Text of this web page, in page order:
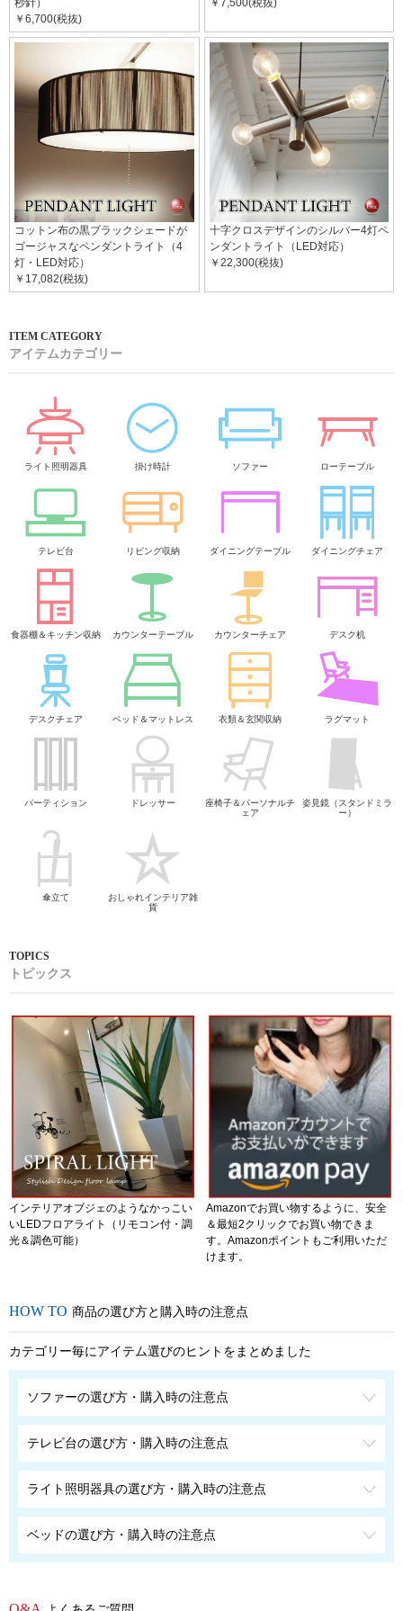
秒針）
￥6,700(税抜)
￥7,500(税抜)
コットン布の黒ブラックシェードが
ゴージャスなペンダントライト（4
灯・LED対応）
￥17,082(税抜)
十字クロスデザインのシルバー4灯ペ
ンダントライト（LED対応）
￥22,300(税抜)
アイテムカテゴリー
ライト照明器具 掛け時計 ソファー ローテーブル
テレビ台 リビング収納 ダイニングテーブル ダイニングチェア
食器棚＆キッチン収納 カウンターテーブル カウンターチェア デスク机
デスクチェア ベッド＆マットレス 衣類＆玄関収納 ラグマット
パーティション ドレッサー
座椅子＆パーソナルチ
ェア
姿見鏡（スタンドミラ
ー）
傘立て
おしゃれインテリア雑
貨
トピックス
インテリアオブジェのようなかっこい
いLEDフロアライト（リモコン付・調
光＆調色可能）
Amazonでお買い物するように、安全
＆最短2クリックでお買い物できま
す。Amazonポイントもご利用いただ
けます。
商品の選び方と購入時の注意点
カテゴリー毎にアイテム選びのヒントをまとめました
ソファーの選び方・購入時の注意点
テレビ台の選び方・購入時の注意点
ライト照明器具の選び方・購入時の注意点
ベッドの選び方・購入時の注意点